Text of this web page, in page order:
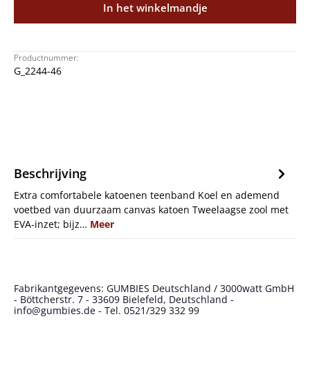
In het winkelmandje
Productnummer:
G_2244-46
Beschrijving
Extra comfortabele katoenen teenband Koel en ademend
voetbed van duurzaam canvas katoen Tweelaagse zool met
EVA-inzet; bijz… Meer
Fabrikantgegevens: GUMBIES Deutschland / 3000watt GmbH
- Böttcherstr. 7 - 33609 Bielefeld, Deutschland -
info@gumbies.de - Tel. 0521/329 332 99